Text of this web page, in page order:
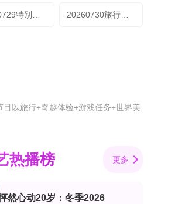
以旅行+奇趣体验+游戏任务+世界美
热播榜 更多
然心动20岁：冬季2026